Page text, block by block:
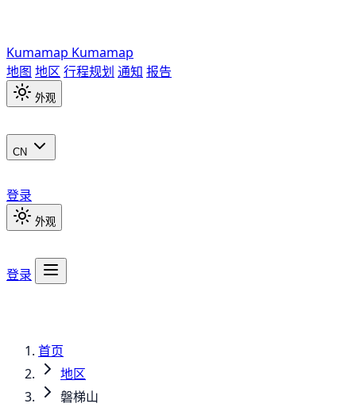
Kumamap Kumamap
地图 地区 行程规划 通知 报告
外观
CN
登录
外观
登录
首页
地区
磐梯山